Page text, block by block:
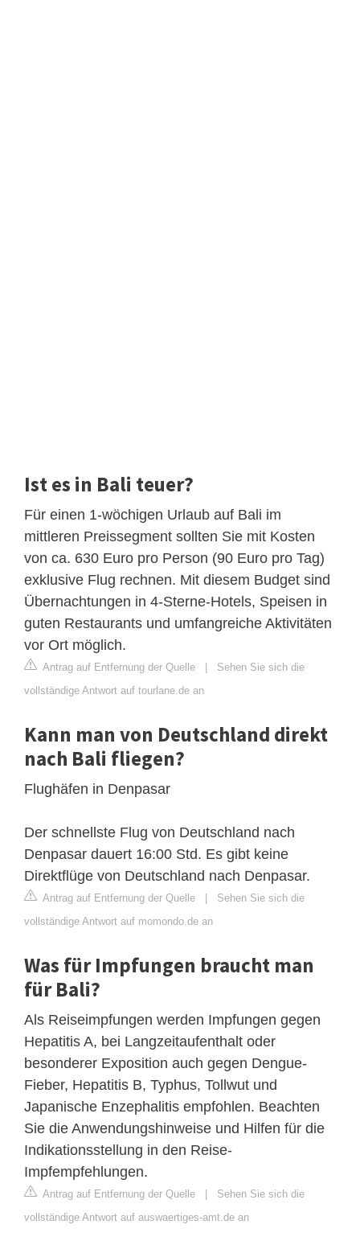
Ist es in Bali teuer?
Für einen 1-wöchigen Urlaub auf Bali im
mittleren Preissegment sollten Sie mit Kosten
von ca. 630 Euro pro Person (90 Euro pro Tag)
exklusive Flug rechnen. Mit diesem Budget sind
Übernachtungen in 4-Sterne-Hotels, Speisen in
guten Restaurants und umfangreiche Aktivitäten
vor Ort möglich.
Antrag auf Entfernung der Quelle | Sehen Sie sich die
vollständige Antwort auf tourlane.de an
Kann man von Deutschland direkt
nach Bali fliegen?
Flughäfen in Denpasar
Der schnellste Flug von Deutschland nach
Denpasar dauert 16:00 Std. Es gibt keine
Direktflüge von Deutschland nach Denpasar.
Antrag auf Entfernung der Quelle | Sehen Sie sich die
vollständige Antwort auf momondo.de an
Was für Impfungen braucht man
für Bali?
Als Reiseimpfungen werden Impfungen gegen
Hepatitis A, bei Langzeitaufenthalt oder
besonderer Exposition auch gegen Dengue-
Fieber, Hepatitis B, Typhus, Tollwut und
Japanische Enzephalitis empfohlen. Beachten
Sie die Anwendungshinweise und Hilfen für die
Indikationsstellung in den Reise-
Impfempfehlungen.
Antrag auf Entfernung der Quelle | Sehen Sie sich die
vollständige Antwort auf auswaertiges-amt.de an